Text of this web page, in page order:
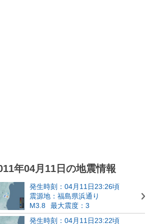
年04月11日の地震情報
発生時刻：04月11日23:26頃
震源地：福島県浜通り
M3.8
最大震度：3
発生時刻：04月11日23:22頃